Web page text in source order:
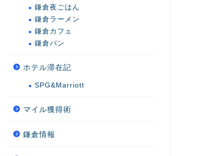
鎌倉夜ごはん
鎌倉ラーメン
鎌倉カフェ
鎌倉パン
ホテル滞在記
SPG&Marriott
マイル獲得術
鎌倉情報